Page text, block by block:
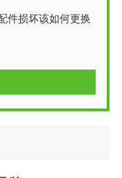
件损坏该如何更换